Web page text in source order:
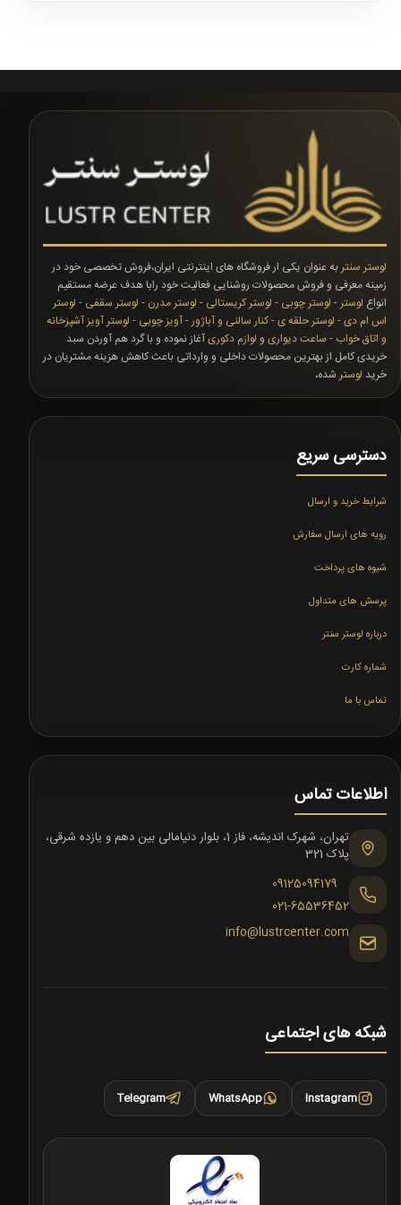
لوستر سنتر به عنوان یکی ار فروشگاه های اینترنتی ایران،فروش تخصصی خود در
زمینه معرفی و فروش محصولات روشنایی فعالیت خود رابا هدف عرضه مستقیم
انواع لوستر - لوستر چوبی - لوستر کریستالی - لوستر مدرن - لوستر سقفی - لوستر
اس ام دی- لوستر حلقه ی-کنار سالنی و آباژور-آویز چوبی - لوستر آویز آشپزخانه
و اتاق خواب - ساعت دیواری و لوازم دکوریآغاز نموده و با گرد هم آوردن سبد
خریدی کامل از بهترین محصولات داخلی و وارداتی باعث کاهش هزینه مشتریان در
خرید لوستر شده،
دسترسی سریع
شرایط خرید و ارسال
رویه های ارسال سفارش
شیوه های پرداخت
پرسش های متداول
درباره لوستر سنتر
شماره کارت
تماس با ما
اطلاعات تماس
تهران، شهرک اندیشه، فاز 1، بلوار دنیامالی بین دهم و یازده شرقی،
پلاک 321
09125094179
021-65536452
info@lustrcenter.com
شبکه های اجتماعی
Instagram
WhatsApp
Telegram